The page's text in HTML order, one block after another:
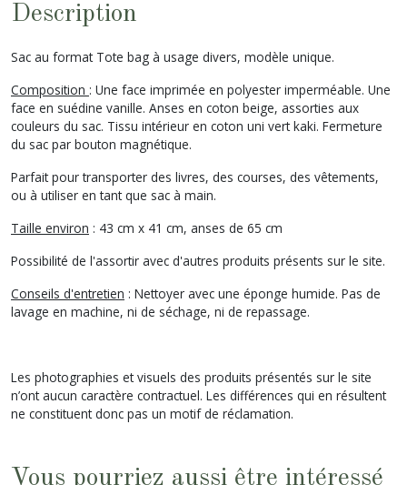
Description
Sac au format Tote bag à usage divers, modèle unique.
Composition : Une face imprimée en polyester imperméable. Une
face en suédine vanille. Anses en coton beige, assorties aux
couleurs du sac. Tissu intérieur en coton uni vert kaki. Fermeture
du sac par bouton magnétique.
Parfait pour transporter des livres, des courses, des vêtements,
ou à utiliser en tant que sac à main.
Taille environ : 43 cm x 41 cm, anses de 65 cm
Possibilité de l'assortir avec d'autres produits présents sur le site.
Conseils d'entretien : Nettoyer avec une éponge humide. Pas de
lavage en machine, ni de séchage, ni de repassage.
Les photographies et visuels des produits présentés sur le site
n’ont aucun caractère contractuel. Les différences qui en résultent
ne constituent donc pas un motif de réclamation.
Vous pourriez aussi être intéressé